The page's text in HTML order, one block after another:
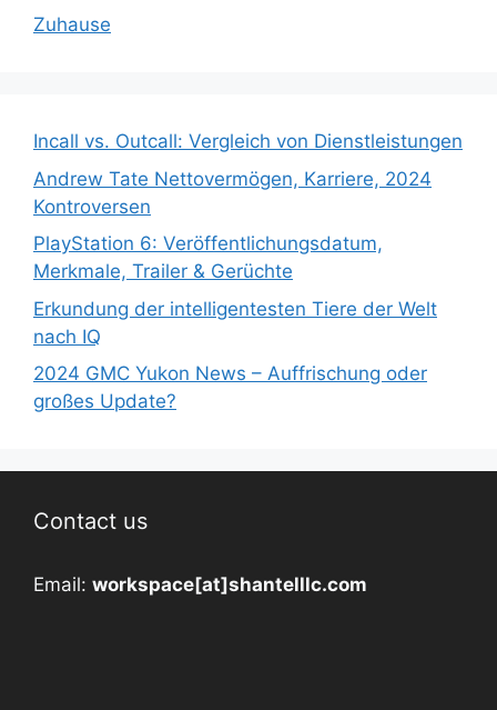
Zuhause
Incall vs. Outcall: Vergleich von Dienstleistungen
Andrew Tate Nettovermögen, Karriere, 2024
Kontroversen
PlayStation 6: Veröffentlichungsdatum,
Merkmale, Trailer & Gerüchte
Erkundung der intelligentesten Tiere der Welt
nach IQ
2024 GMC Yukon News – Auffrischung oder
großes Update?
Contact us
Email: workspace[at]shantelllc.com